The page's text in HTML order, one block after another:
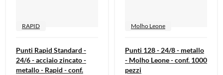
RAPID
Punti Rapid Standard -
24/6 - acciaio zincato -
metallo - Rapid - conf.
Molho Leone
Punti 128 - 24/8 - metallo
- Molho Leone - conf. 1000
pezzi